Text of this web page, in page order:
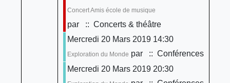
Concert Amis école de musique
par
:: Concerts & théâtre
Mercredi 20 Mars 2019 14:30
Exploration du Monde par
:: Conférences
Mercredi 20 Mars 2019 20:30